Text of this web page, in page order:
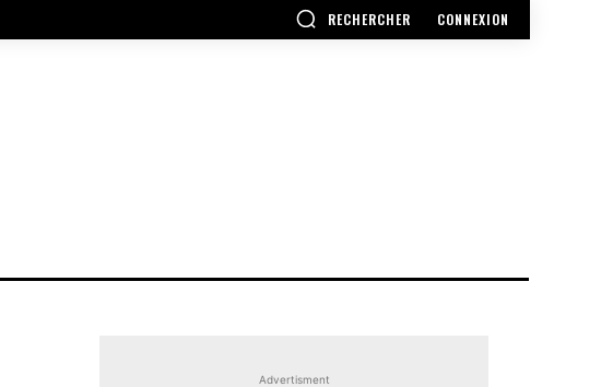
RECHERCHER CONNEXION
Advertisment